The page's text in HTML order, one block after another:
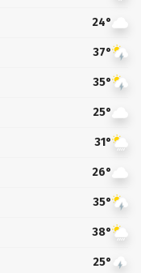
24°
37°
35°
25°
31°
26°
35°
38°
25°